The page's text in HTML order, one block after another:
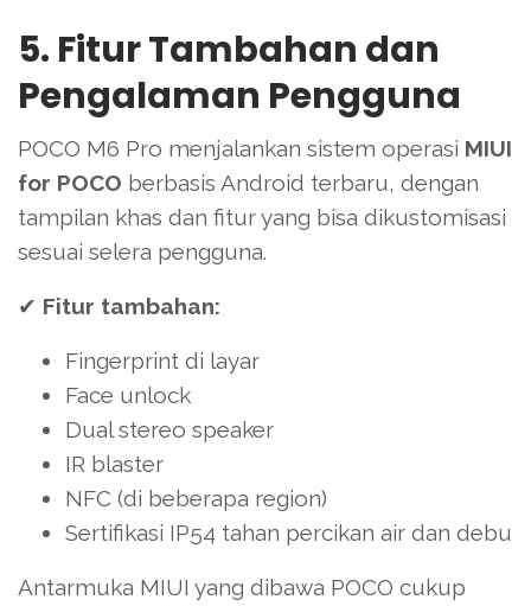
5. Fitur Tambahan dan
Pengalaman Pengguna
POCO M6 Pro menjalankan sistem operasi MIUI
for POCO berbasis Android terbaru, dengan
tampilan khas dan fitur yang bisa dikustomisasi
sesuai selera pengguna.
✔ Fitur tambahan:
Fingerprint di layar
Face unlock
Dual stereo speaker
IR blaster
NFC (di beberapa region)
Sertifikasi IP54 tahan percikan air dan debu
Antarmuka MIUI yang dibawa POCO cukup